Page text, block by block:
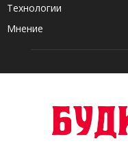
Технологии
Мнение